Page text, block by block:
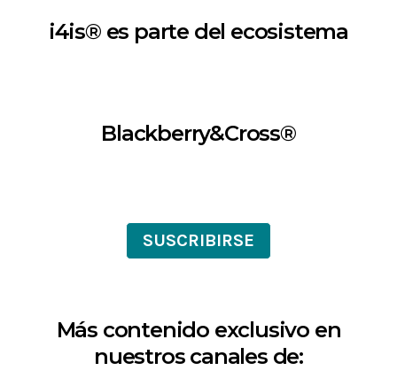
i4is® es parte del ecosistema
Blackberry&Cross®
SUSCRIBIRSE
Más contenido exclusivo en
nuestros canales de: